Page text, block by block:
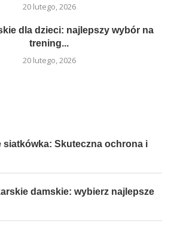
20 lutego, 2026
dla dzieci: najlepszy wybór na
trening...
20 lutego, 2026
siatkówka: Skuteczna ochrona i
damskie: wybierz najlepsze